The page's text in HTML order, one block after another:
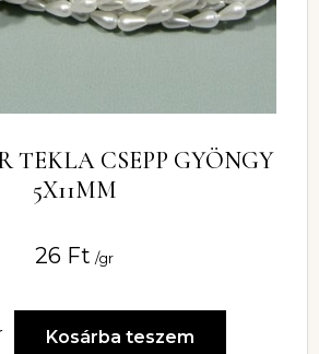
TEKLA CSEPP GYÖNGY
5X11MM
26 Ft /gr
Kosárba teszem